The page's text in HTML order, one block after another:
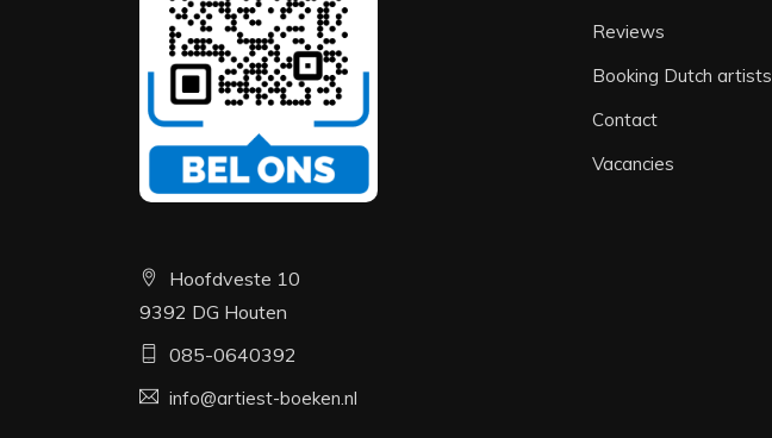
Hoofdveste 10
9392 DG Houten
085-0640392
info@artiest-boeken.nl
Reviews
Booking Dutch artists
Contact
Vacancies